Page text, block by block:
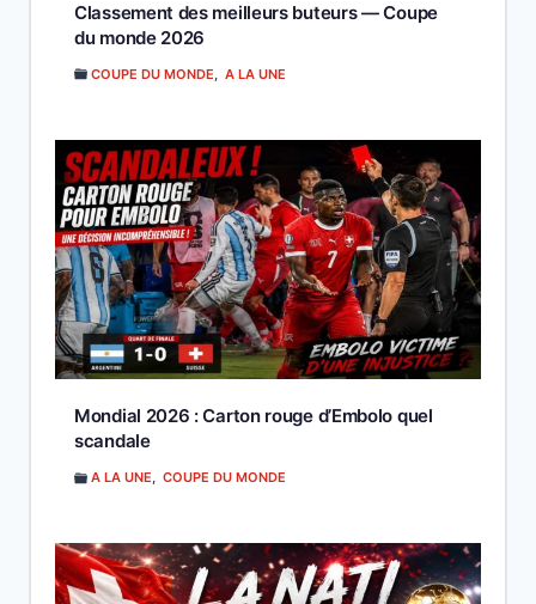
Classement des meilleurs buteurs — Coupe
du monde 2026
COUPE DU MONDE, A LA UNE
Mondial 2026 : Carton rouge d’Embolo quel
scandale
A LA UNE, COUPE DU MONDE